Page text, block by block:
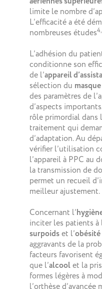
limite le nombre
L’efficacité a été
nombreuses études
L’adhésion du
conditionne son
de l’appareil
sélection du masque
des paramètres de
d’aspects
rôle primordial dans
traitement qui
d’adaptation. Au
vérifier l’utilisation
l’appareil à PPC au
la transmission de
permet un recueil
meilleur ajustement.
Concernant l’
inciter les patients
surpoidset l’obésité
aggravants de la
facteurs favorisent
que l’alcoolet la
formes légères à
l’orthèse